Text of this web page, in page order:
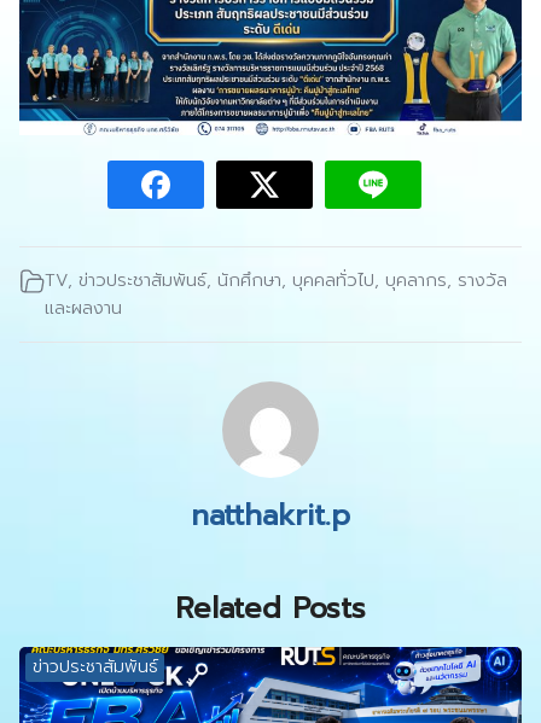
TV,ข่าวประชาสัมพันธ์, นักศึกษา, บุคคลทั่วไป, บุคลากร, รางวัล
และผลงาน
natthakrit.p
Related Posts
ข่าวประชาสัมพันธ์